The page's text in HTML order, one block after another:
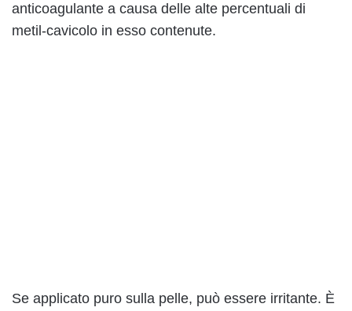
anticoagulante a causa delle alte percentuali di
metil-cavicolo in esso contenute.
Se applicato puro sulla pelle, può essere irritante. È